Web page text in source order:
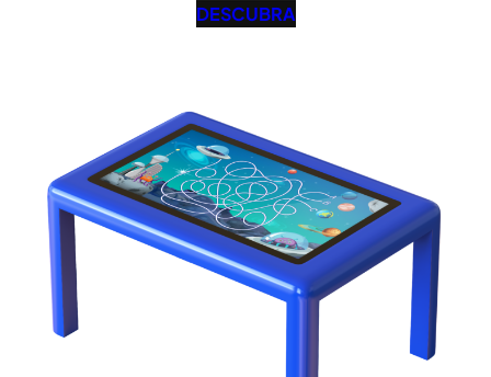
DESCUBRA